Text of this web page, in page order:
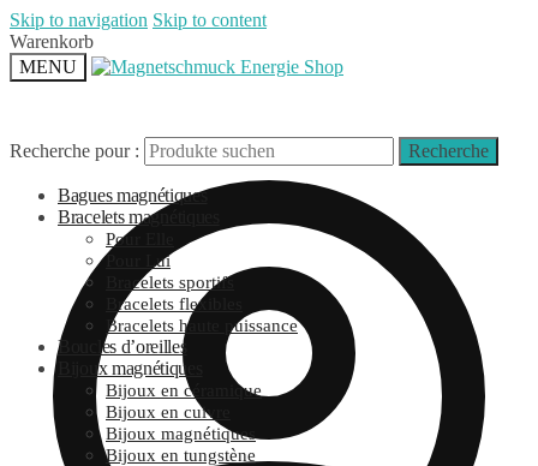
Skip to navigation Skip to content
Warenkorb
MENU
Recherche pour : Recherche
Bagues magnétiques
Bracelets magnétiques
Pour Elle
Pour Lui
Bracelets sportifs
Bracelets flexibles
Bracelets haute puissance
Boucles d’oreilles
Bijoux magnétiques
Bijoux en céramique
Bijoux en cuivre
Bijoux magnétiques
Bijoux en tungstène